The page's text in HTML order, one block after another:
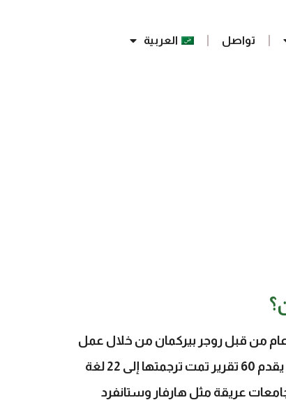
تواصل العربية
عن مقياس تأسس قبل 65 عام من قبل روجر بيركمان من خلال عمل
بحوث تجريبية للتأكد من موثوقيته يقدم 60 تقرير تمت ترجمتها إلى 22 لغة
عريقة مثل هارفار وستانفرد